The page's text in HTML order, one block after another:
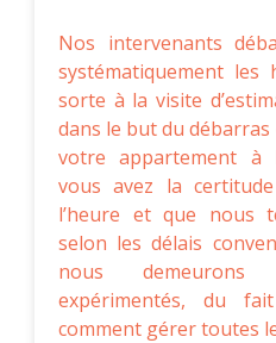
Nos intervenants
systématiquement les
sorte à la visite
dans le but du
votre appartement à
vous avez la
l’heure et que nous
selon les délais
nous demeurons
expérimentés, du
comment gérer toutes